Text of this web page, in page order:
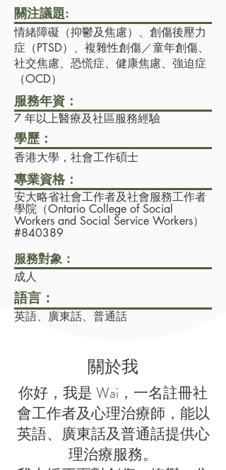
關注議題:
情緒障礙（抑鬱及焦慮）、創傷後壓力
症（PTSD）、複雜性創傷／童年創傷、
社交焦慮、恐慌症、健康焦慮、強迫症
（OCD）
服務年資：
7 年以上醫療及社區服務經驗
學歷：
香港大學，社會工作碩士
專業資格：
安大略省社會工作者及社會服務工作者
學院（Ontario College of Social
Workers and Social Service Workers）
#840389
服務對象：
成人
語言：
英語、廣東話、普通話
關於我
你好，我是 Wai，一名註冊社
會工作者及心理治療師，能以
英語、廣東話及普通話提供心
理治療服務。